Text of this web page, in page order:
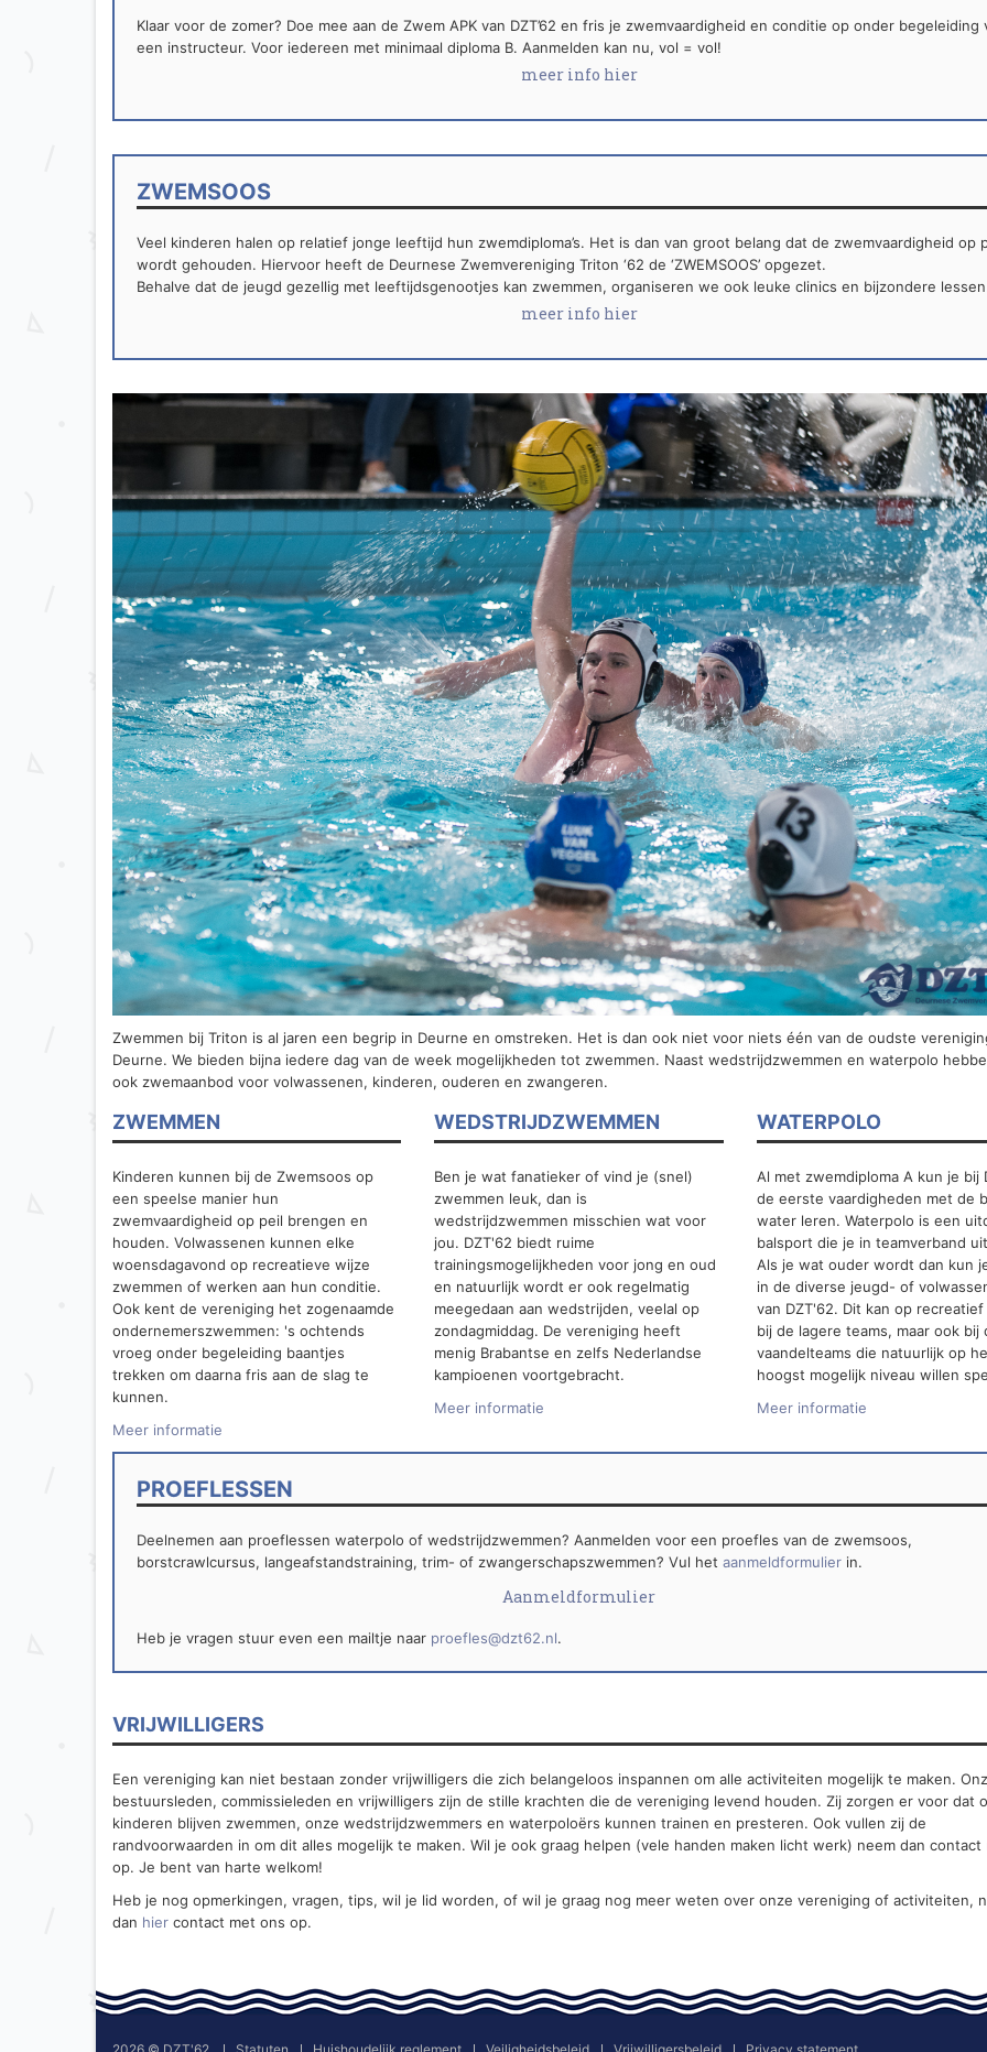
Klaar voor de zomer? Doe mee aan de Zwem APK van DZT’62 en fris je zwemvaardigheid en conditie op onder begeleiding
een instructeur. Voor iedereen met minimaal diploma B. Aanmelden kan nu, vol = vol!
meer info hier
ZWEMSOOS
Veel kinderen halen op relatief jonge leeftijd hun zwemdiploma’s. Het is dan van groot belang dat de zwemvaardigheid op
wordt gehouden. Hiervoor heeft de Deurnese Zwemvereniging Triton ‘62 de ‘ZWEMSOOS’ opgezet.
Behalve dat de jeugd gezellig met leeftijdsgenootjes kan zwemmen, organiseren we ook leuke clinics en bijzondere
meer info hier
Zwemmen bij Triton is al jaren een begrip in Deurne en omstreken. Het is dan ook niet voor niets één van de oudste
Deurne. We bieden bijna iedere dag van de week mogelijkheden tot zwemmen. Naast wedstrijdzwemmen en waterpolo
ook zwemaanbod voor volwassenen, kinderen, ouderen en zwangeren.
ZWEMMEN
Kinderen kunnen bij de Zwemsoos op
een speelse manier hun
zwemvaardigheid op peil brengen en
houden. Volwassenen kunnen elke
woensdagavond op recreatieve wijze
zwemmen of werken aan hun conditie.
Ook kent de vereniging het zogenaamde
ondernemerszwemmen: 's ochtends
vroeg onder begeleiding baantjes
trekken om daarna fris aan de slag te
kunnen.
Meer informatie
WEDSTRIJDZWEMMEN
Ben je wat fanatieker of vind je (snel)
zwemmen leuk, dan is
wedstrijdzwemmen misschien wat voor
jou. DZT'62 biedt ruime
trainingsmogelijkheden voor jong en oud
en natuurlijk wordt er ook regelmatig
meegedaan aan wedstrijden, veelal op
zondagmiddag. De vereniging heeft
menig Brabantse en zelfs Nederlandse
kampioenen voortgebracht.
Meer informatie
WATERPOLO
Al met zwemdiploma A kun je bij
de eerste vaardigheden met de
water leren. Waterpolo is een
balsport die je in teamverband
Als je wat ouder wordt dan kun
in de diverse jeugd- of
van DZT'62. Dit kan op
bij de lagere teams, maar ook bij
vaandelteams die natuurlijk op
hoogst mogelijk niveau willen
Meer informatie
PROEFLESSEN
Deelnemen aan proeflessen waterpolo of wedstrijdzwemmen? Aanmelden voor een proefles van de zwemsoos,
borstcrawlcursus, langeafstandstraining, trim- of zwangerschapszwemmen? Vul het aanmeldformulier in.
Aanmeldformulier
Heb je vragen stuur even een mailtje naar proefles@dzt62.nl.
VRIJWILLIGERS
Een vereniging kan niet bestaan zonder vrijwilligers die zich belangeloos inspannen om alle activiteiten mogelijk te maken.
bestuursleden, commissieleden en vrijwilligers zijn de stille krachten die de vereniging levend houden. Zij zorgen er voor dat
kinderen blijven zwemmen, onze wedstrijdzwemmers en waterpoloërs kunnen trainen en presteren. Ook vullen zij de
randvoorwaarden in om dit alles mogelijk te maken. Wil je ook graag helpen (vele handen maken licht werk) neem dan contact
op. Je bent van harte welkom!
Heb je nog opmerkingen, vragen, tips, wil je lid worden, of wil je graag nog meer weten over onze vereniging of activiteiten,
dan hier contact met ons op.